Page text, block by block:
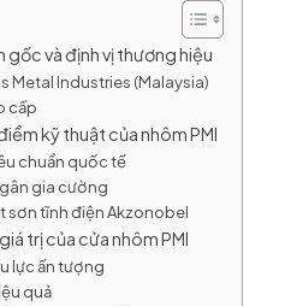
gốc và định vị thương hiệu
Metal Industries (Malaysia)
cấp
kỹ thuật của nhôm PMI
chuẩn quốc tế
gia cường
sơn tĩnh điện Akzonobel
trị của cửa nhôm PMI
lực ấn tượng
quả